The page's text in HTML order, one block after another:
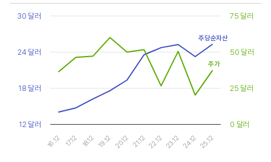
주가순자산배수는 자기자본이익률이 높을때와 낮을때에 따라 다르게 평가받습니다. 현재
ROE와 비슷한 ROE를 기록한 과거년도를 찾고, 그 당시 시장에서 평가 받은
주가순자산배수(PBR)를 확인해 현재 주가의 저평가 여부를 판단하는 것이 좋습니다.
Chart
Line chart with 2 lines.
The chart has 1 X axis displaying categories.
The chart has 2 Y axes displaying values, and values.
16.12 17.12 18.12 19.12 20.12 21.12 22.12 23.12 24.12 25.12
12 달러
18 달러
24 달러
30 달러
0 달러
25 달러
50 달러
75 달러
주당순자산
주가